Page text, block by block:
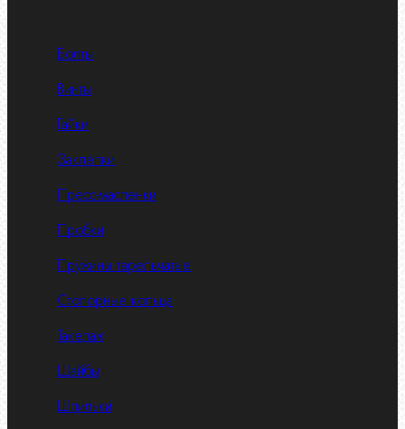
Болты
Винты
Гайки
Заклепки
Пресс-масленки
Пробки
Пружины тарельчатые
Стопорные кольца
Такелаж
Шайбы
Шпильки